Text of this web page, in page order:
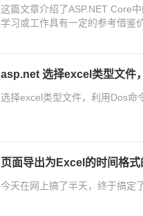
这篇文章介绍了ASP.NET Core
学习或工作具有一定的参考借鉴
asp.net 选择excel类型文件
选择excel类型文件，利用Dos命
页面导出为Excel的时间格式
今天在网上搞了半天，终于搞定